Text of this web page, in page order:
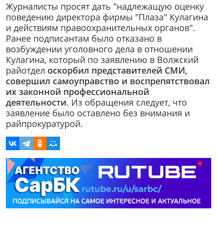
Журналисты просят дать "надлежащую оценку
поведению директора фирмы "Плаза" Кулагина
и действиям правоохранительных органов".
Ранее подписантам было отказано в
возбуждении уголовного дела в отношении
Кулагина, который по заявлению в Волжский
райотдел оскорбил представителей СМИ,
совершил самоуправство и воспрепятствовал
их законной профессиональной
деятельности. Из обращения следует, что
заявление было оставлено без внимания и
райпрокуратурой.